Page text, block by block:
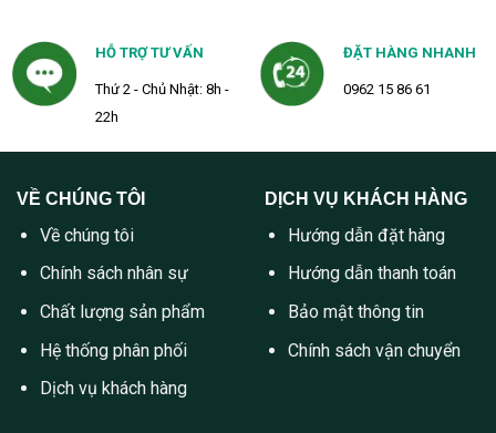
HỖ TRỢ TƯ VẤN
Thứ 2 - Chủ Nhật: 8h -
22h
ĐẶT HÀNG NHANH
0962 15 86 61
VỀ CHÚNG TÔI
Về chúng tôi
Chính sách nhân sự
Chất lượng sản phẩm
Hệ thống phân phối
Dịch vụ khách hàng
DỊCH VỤ KHÁCH HÀNG
Hướng dẫn đặt hàng
Hướng dẫn thanh toán
Bảo mật thông tin
Chính sách vận chuyển